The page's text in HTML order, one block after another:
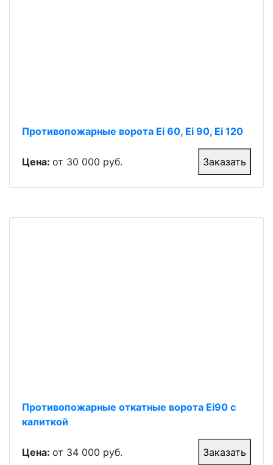
Противопожарные ворота Ei 60, Ei 90, Ei 120
Цена: от 30 000 руб. Заказать
Противопожарные откатные ворота Ei90 с
калиткой
Цена: от 34 000 руб. Заказать